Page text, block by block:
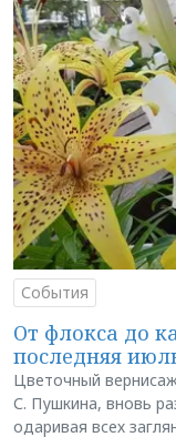
События
От флокса до
последняя
Цветочный
С. Пушкина, вновь
одаривая всех